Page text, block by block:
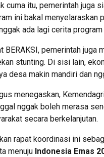
cuma itu, pemerintah juga
ini bakal menyelaraskan
ada lagi cerita
BERAKSI, pemerintah juga
stunting. Di sisi lain,
desa makin mandiri dan
menegaskan,
nggak boleh merasa
secara berkelanjutan.
rapat koordinasi ini
menuju Indonesia Emas